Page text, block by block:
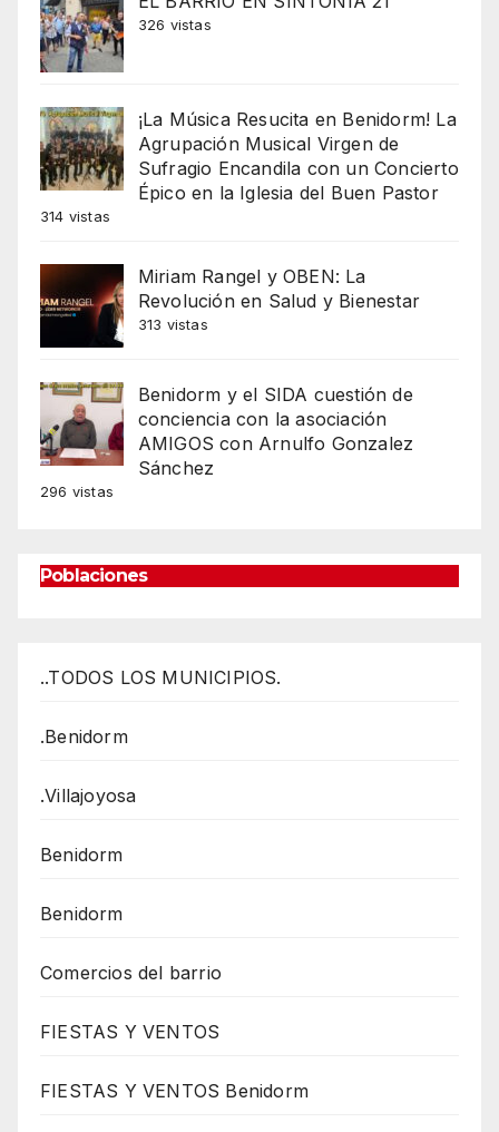
326 vistas
¡La Música Resucita en Benidorm! La
Agrupación Musical Virgen de
Sufragio Encandila con un Concierto
Épico en la Iglesia del Buen Pastor
314 vistas
Miriam Rangel y OBEN: La
Revolución en Salud y Bienestar
313 vistas
Benidorm y el SIDA cuestión de
conciencia con la asociación
AMIGOS con Arnulfo Gonzalez
Sánchez
296 vistas
Poblaciones
..TODOS LOS MUNICIPIOS.
.Benidorm
.Villajoyosa
Benidorm
Benidorm
Comercios del barrio
FIESTAS Y VENTOS
FIESTAS Y VENTOS Benidorm